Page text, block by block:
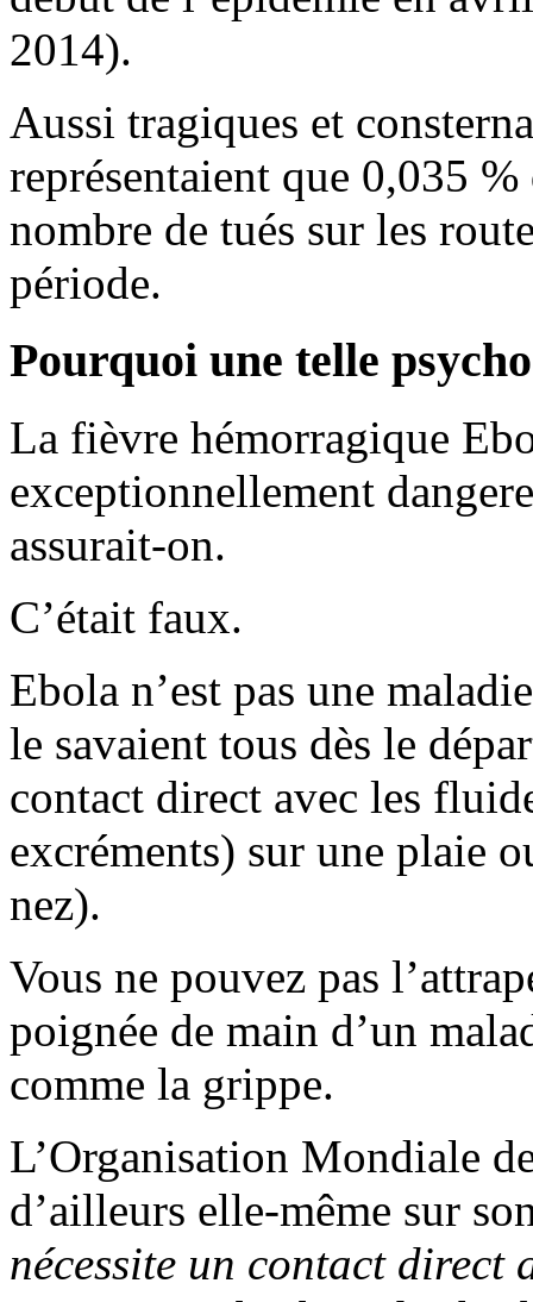
2014).
Aussi tragiques et
représentaient que 0,035
nombre de tués sur les
période.
Pourquoi une telle
La fièvre hémorragique
exceptionnellement
assurait-on.
C’était faux.
Ebola n’est pas une
le savaient tous dès le
contact direct avec les
excréments) sur une plaie
nez).
Vous ne pouvez pas
poignée de main d’un
comme la grippe.
L’Organisation Mondiale
d’ailleurs elle-même sur
nécessite un contact direct